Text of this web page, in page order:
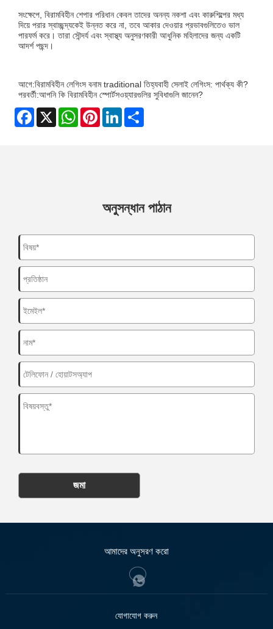
সংক্ষেপে, বিরামবিহীন শেপার পরিধান কেবল তাদের অনন্য নকশা এবং কারুশিল্পের মধ্য
দিয়ে পরার স্বাচ্ছন্দ্যকেই উন্নত করে না, তবে আকার দেওয়ার প্রভাবগুলিতেও ভাল
পারফর্ম করে। তারা সৌন্দর্য এবং স্বাস্থ্য অনুসরণকারী আধুনিক মহিলাদের জন্য একটি
আদর্শ পছন্দ।
আগে:বিরামবিহীন লেগিংস বনাম traditional তিহ্যবাহী সেলাই লেগিংস: পার্থক্য কী?
পরবর্তী:আপনি কি বিরামবিহীন স্পোর্টসওয়্যারগুলির সুবিধাগুলি জানেন?
Facebook
X WhatsAppPinterestLinkedIn
অনুসন্ধান পাঠান
জমা
আমাদের অনুসরণ করো
যোগাযোগ করুন